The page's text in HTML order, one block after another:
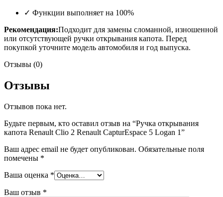
✓ Функции выполняет на 100%
Рекомендация:Подходит для замены сломанной, изношенной
или отсутствующей ручки открывания капота. Перед
покупкой уточните модель автомобиля и год выпуска.
Отзывы (0)
Отзывы
Отзывов пока нет.
Будьте первым, кто оставил отзыв на “Ручка открывания
капота Renault Clio 2 Renault CapturEspace 5 Logan 1”
Ваш адрес email не будет опубликован. Обязательные поля
помечены *
Ваша оценка *
Ваш отзыв *